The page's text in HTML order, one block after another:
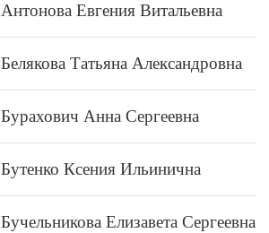
Антонова Евгения Витальевна
Белякова Татьяна Александровна
Бурахович Анна Сергеевна
Бутенко Ксения Ильинична
Бучельникова Елизавета Сергеевна